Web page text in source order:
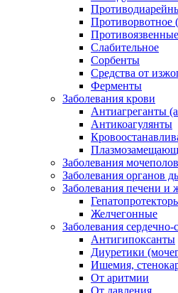
Противорвотное
Противоязвенные
Слабительное
Сорбенты
Средства от
Ферменты
Заболевания крови
Антиагреганты
Антикоагулянты
Заболевания
Заболевания органов
Заболевания печени и
Желчегонные
Заболевания
Антигипоксанты
Диуретики
Ишемия,
От аритмии
От давления